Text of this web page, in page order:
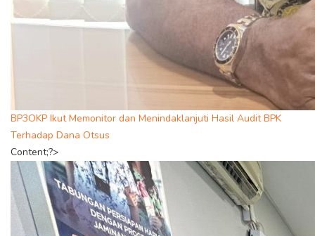
BP3OKP Ikut Memonitor dan Menindaklanjuti Hasil Audit BPK
Terhadap Dana Otsus
Content;?>